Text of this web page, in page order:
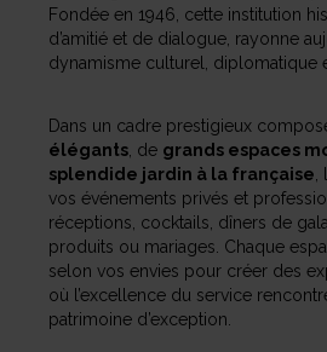
Fondée en 1946, cette institution
d’amitié et de dialogue, rayonne
dynamisme culturel, diplomatique
Dans un cadre prestigieux
élégants, de grands espaces
splendide jardin à la française,
vos événements privés et
réceptions, cocktails, dîners de
produits ou mariages. Chaque
selon vos envies pour créer des
où l’excellence du service
patrimoine d’exception.